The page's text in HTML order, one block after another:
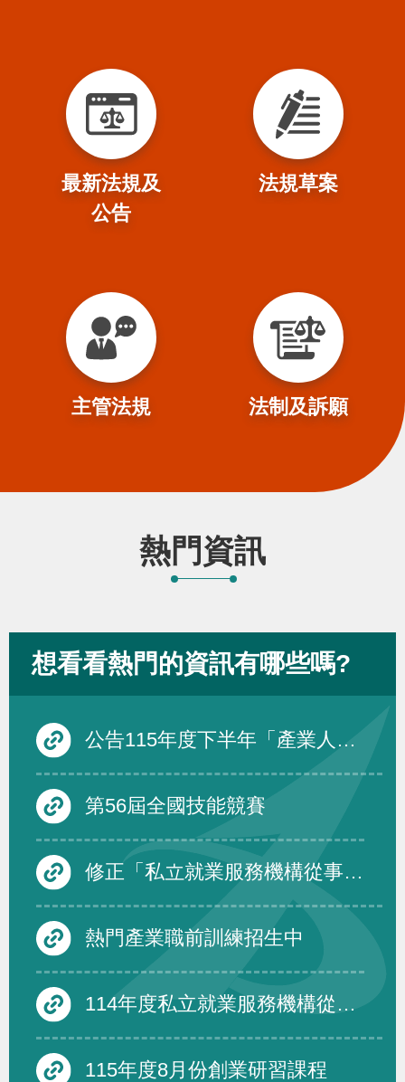
最新法規及
公告
法規草案
主管法規 法制及訴願
熱門資訊
想看看熱門的資訊有哪些嗎?
公告115年度下半年「產業人才投資方案」在職訓練課程
第56屆全國技能競賽
修正「私立就業服務機構從事跨國人力仲介服務品質評鑑要點」第四點、第五點、第六點及第三點附表一至附表三，除第三點附表一至附表三自中華民國一百十六年一月一日生效外，自即日生效。
熱門產業職前訓練招生中
114年度私立就業服務機構從事跨國人力仲介服務品質評鑑度須受評仲介機構名單及績優免評名單
115年度8月份創業研習課程